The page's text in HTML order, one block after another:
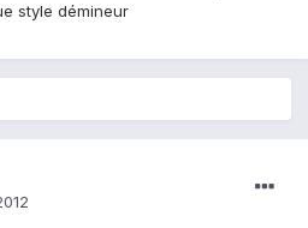
style démineur